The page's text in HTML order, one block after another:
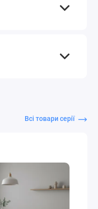
Всі товари серії